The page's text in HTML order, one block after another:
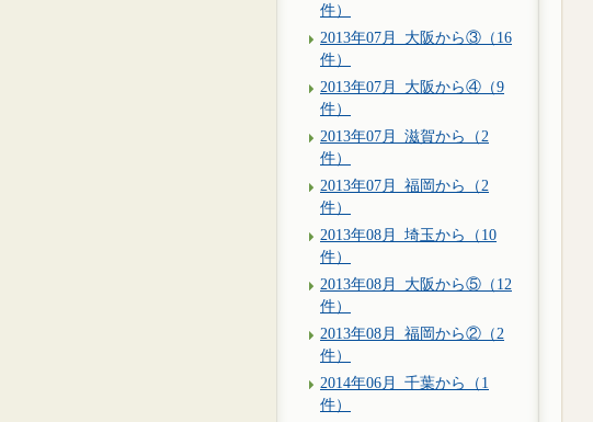
件）
2013年07月_大阪から③（16
件）
2013年07月_大阪から④（9
件）
2013年07月_滋賀から（2
件）
2013年07月_福岡から（2
件）
2013年08月_埼玉から（10
件）
2013年08月_大阪から⑤（12
件）
2013年08月_福岡から②（2
件）
2014年06月_千葉から（1
件）